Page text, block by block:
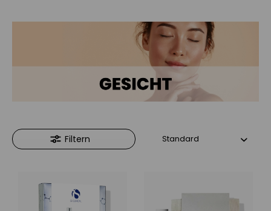
Filtern